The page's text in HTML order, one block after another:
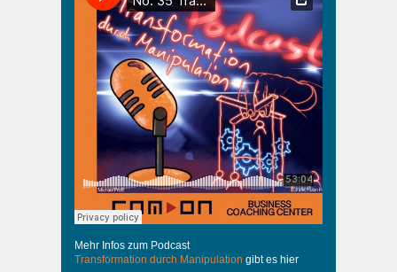
Mehr Infos zum Podcast
Transformation durch Manipulation gibt es hier